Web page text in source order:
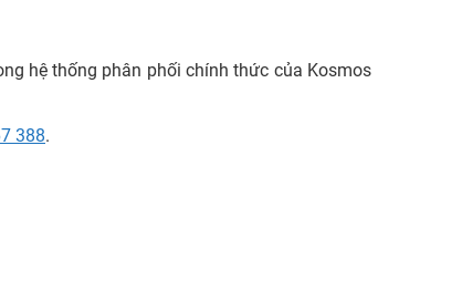
hệ thống phân phối chính thức của Kosmos
388.